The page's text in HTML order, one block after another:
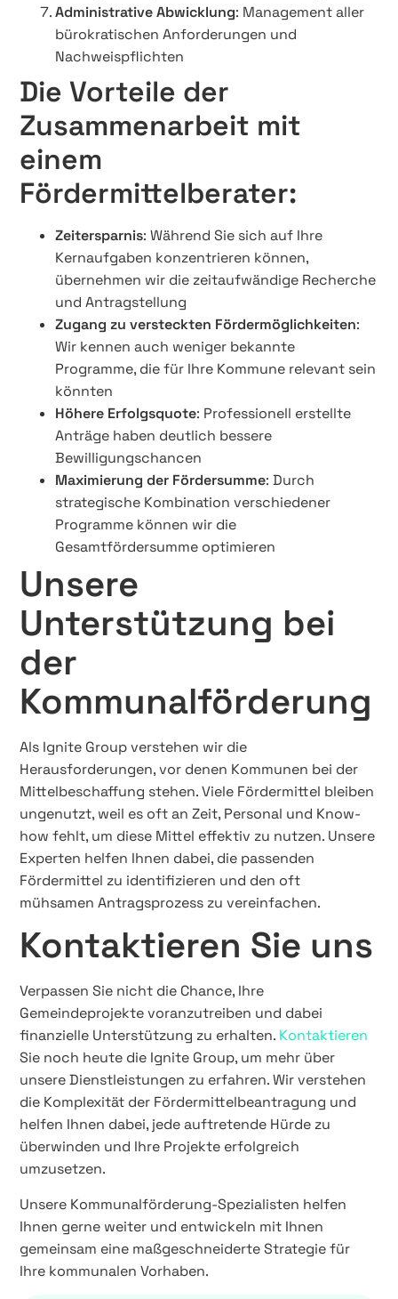
Administrative Abwicklung: Management aller
bürokratischen Anforderungen und
Nachweispflichten
Die Vorteile der
Zusammenarbeit mit
einem
Fördermittelberater:
Zeitersparnis: Während Sie sich auf Ihre
Kernaufgaben konzentrieren können,
übernehmen wir die zeitaufwändige Recherche
und Antragstellung
Zugang zu versteckten Fördermöglichkeiten:
Wir kennen auch weniger bekannte
Programme, die für Ihre Kommune relevant sein
könnten
Höhere Erfolgsquote: Professionell erstellte
Anträge haben deutlich bessere
Bewilligungschancen
Maximierung der Fördersumme: Durch
strategische Kombination verschiedener
Programme können wir die
Gesamtfördersumme optimieren
Unsere
Unterstützung bei
der
Kommunalförderung
Als Ignite Group verstehen wir die
Herausforderungen, vor denen Kommunen bei der
Mittelbeschaffung stehen. Viele Fördermittel bleiben
ungenutzt, weil es oft an Zeit, Personal und Know-
how fehlt, um diese Mittel effektiv zu nutzen. Unsere
Experten helfen Ihnen dabei, die passenden
Fördermittel zu identifizieren und den oft
mühsamen Antragsprozess zu vereinfachen.
Kontaktieren Sie uns
Verpassen Sie nicht die Chance, Ihre
Gemeindeprojekte voranzutreiben und dabei
finanzielle Unterstützung zu erhalten. Kontaktieren
Sie noch heute die Ignite Group, um mehr über
unsere Dienstleistungen zu erfahren. Wir verstehen
die Komplexität der Fördermittelbeantragung und
helfen Ihnen dabei, jede auftretende Hürde zu
überwinden und Ihre Projekte erfolgreich
umzusetzen.
Unsere Kommunalförderung-Spezialisten helfen
Ihnen gerne weiter und entwickeln mit Ihnen
gemeinsam eine maßgeschneiderte Strategie für
Ihre kommunalen Vorhaben.